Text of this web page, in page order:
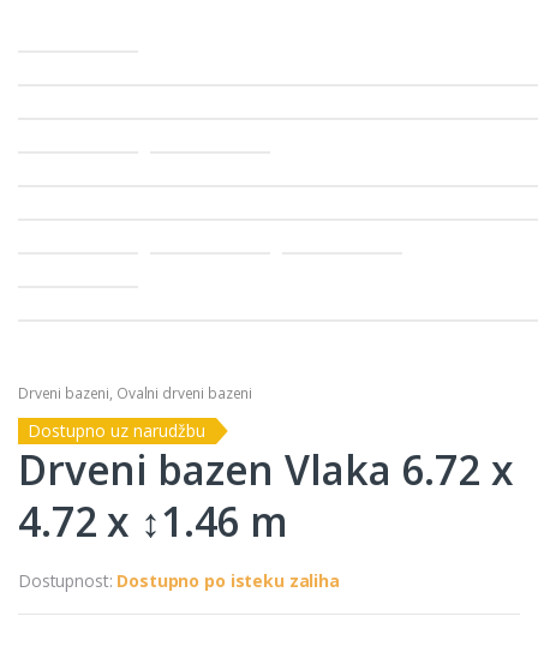
Drveni bazeni, Ovalni drveni bazeni
Dostupno uz narudžbu
Drveni bazen Vlaka 6.72 x
4.72 x ↕1.46 m
Dostupnost: Dostupno po isteku zaliha